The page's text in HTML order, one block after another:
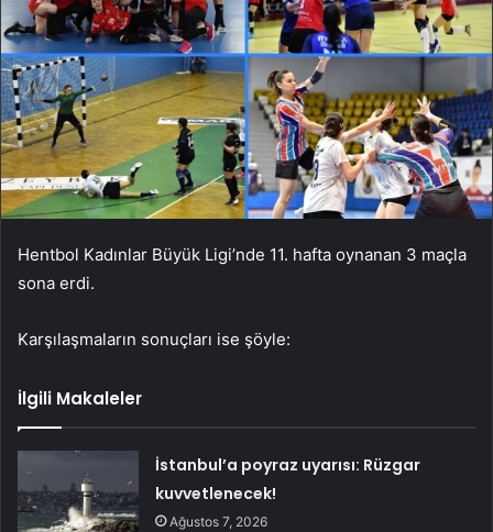
Hentbol Kadınlar Büyük Ligi’nde 11. hafta oynanan 3 maçla
sona erdi.
Karşılaşmaların sonuçları ise şöyle:
İlgili Makaleler
İstanbul’a poyraz uyarısı: Rüzgar
kuvvetlenecek!
Ağustos 7, 2026